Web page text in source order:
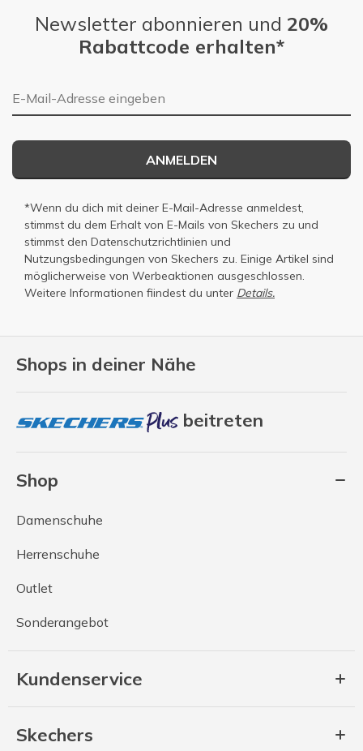
Shops in deiner Nähe
beitreten
Shop
Damenschuhe
Herrenschuhe
Outlet
Sonderangebot
Kundenservice
Skechers
Newsletter abonnieren und 20%
Rabattcode erhalten*
E-Mail-Adresse
ANMELDEN
*Wenn du dich mit deiner E-Mail-Adresse anmeldest,
stimmst du dem Erhalt von E-Mails von Skechers zu und
stimmst den Datenschutzrichtlinien und
Nutzungsbedingungen von Skechers zu. Einige Artikel sind
möglicherweise von Werbeaktionen ausgeschlossen.
Weitere Informationen fiindest du unter Details.